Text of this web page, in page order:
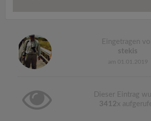
Eingetragen
stekis
am 01.01.2019
Dieser Eintrag
3412x